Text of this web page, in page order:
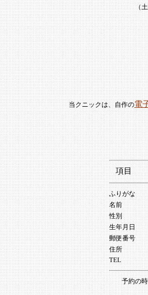
（
当クニックは、自作の電
項目
ふりがな
名前
性別
生年月日
郵便番号
住所
TEL
予約の